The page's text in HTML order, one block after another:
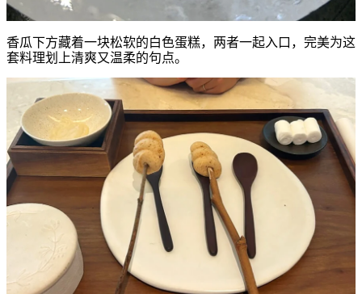
香瓜下方藏着一块松软的白色蛋糕，两者一起入口，完美为这
套料理划上清爽又温柔的句点。